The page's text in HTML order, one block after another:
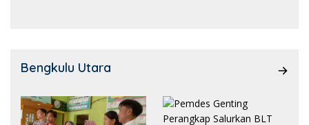
Bengkulu Utara